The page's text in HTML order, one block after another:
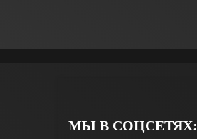
МЫ В СОЦСЕТЯХ: